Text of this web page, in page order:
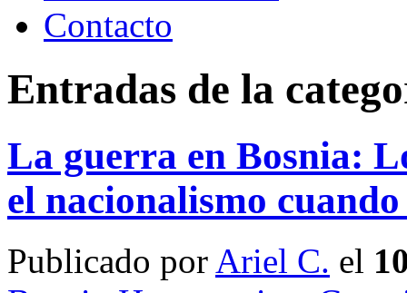
Contacto
Entradas de la
La guerra en Bosnia:
el nacionalismo
Publicado por Ariel C. el